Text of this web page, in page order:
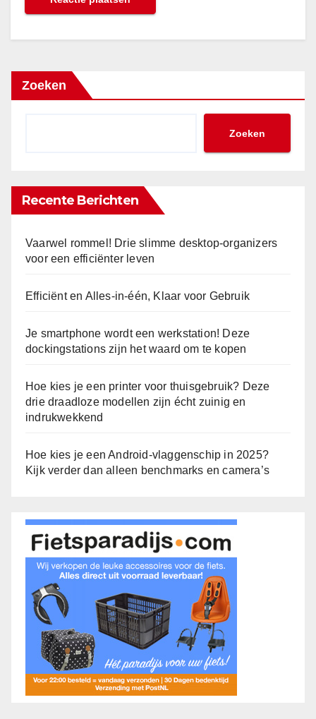
Zoeken
Zoeken
Recente Berichten
Vaarwel rommel! Drie slimme desktop-organizers
voor een efficiënter leven
Efficiënt en Alles-in-één, Klaar voor Gebruik
Je smartphone wordt een werkstation! Deze
dockingstations zijn het waard om te kopen
Hoe kies je een printer voor thuisgebruik? Deze
drie draadloze modellen zijn écht zuinig en
indrukwekkend
Hoe kies je een Android-vlaggenschip in 2025?
Kijk verder dan alleen benchmarks en camera’s